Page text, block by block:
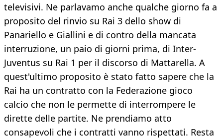
televisivi. Ne parlavamo anche qualche giorno fa a
proposito del rinvio su Rai 3 dello show di
Panariello e Giallini e di contro della mancata
interruzione, un paio di giorni prima, di Inter-
Juventus su Rai 1 per il discorso di Mattarella. A
quest'ultimo proposito è stato fatto sapere che la
Rai ha un contratto con la Federazione gioco
calcio che non le permette di interrompere le
dirette delle partite. Ne prendiamo atto
consapevoli che i contratti vanno rispettati. Resta